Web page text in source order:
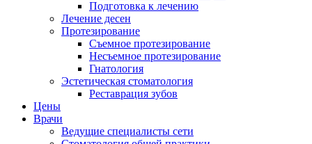
Подготовка к лечению
Лечение десен
Протезирование
Съемное протезирование
Несъемное протезирование
Гнатология
Эстетическая стоматология
Реставрация зубов
Цены
Врачи
Ведущие специалисты сети